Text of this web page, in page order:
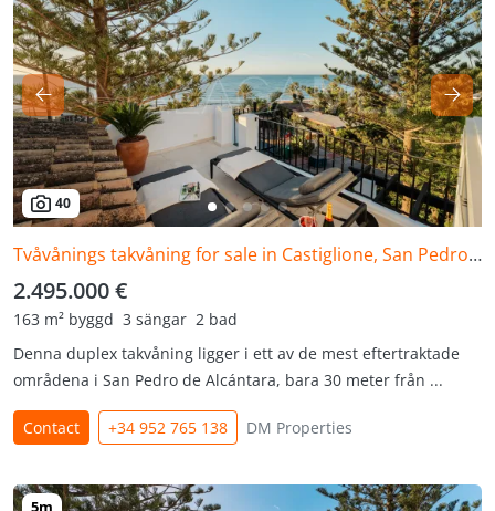
40
Tvåvånings takvåning for sale in Castiglione, San Pedro de Alcantara
2.495.000 €
163 m² byggd 3 sängar 2 bad
Denna duplex takvåning ligger i ett av de mest eftertraktade
områdena i San Pedro de Alcántara, bara 30 meter från ...
Contact +34 952 765 138 DM Properties